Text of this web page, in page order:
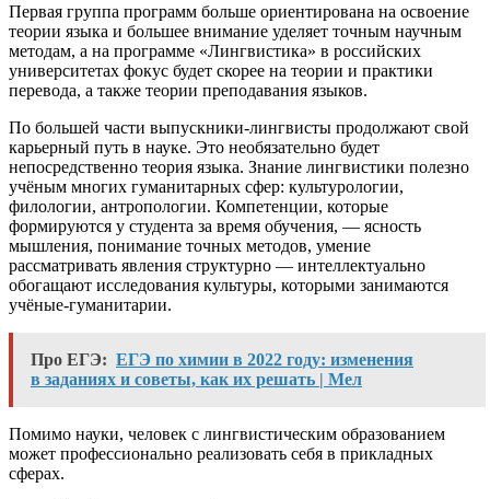
Первая группа программ больше ориентирована на освоение
теории языка и большее внимание уделяет точным научным
методам, а на программе «Лингвистика» в российских
университетах фокус будет скорее на теории и практики
перевода, а также теории преподавания языков.
По большей части выпускники-лингвисты продолжают свой
карьерный путь в науке. Это необязательно будет
непосредственно теория языка. Знание лингвистики полезно
учёным многих гуманитарных сфер: культурологии,
филологии, антропологии. Компетенции, которые
формируются у студента за время обучения, — ясность
мышления, понимание точных методов, умение
рассматривать явления структурно — интеллектуально
обогащают исследования культуры, которыми занимаются
учёные-гуманитарии.
Про ЕГЭ: ЕГЭ по химии в 2022 году: изменения
в заданиях и советы, как их решать | Мел
Помимо науки, человек с лингвистическим образованием
может профессионально реализовать себя в прикладных
сферах.